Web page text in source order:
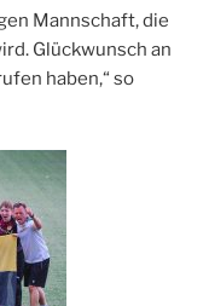
Mannschaft, die
Glückwunsch an
haben,“ so